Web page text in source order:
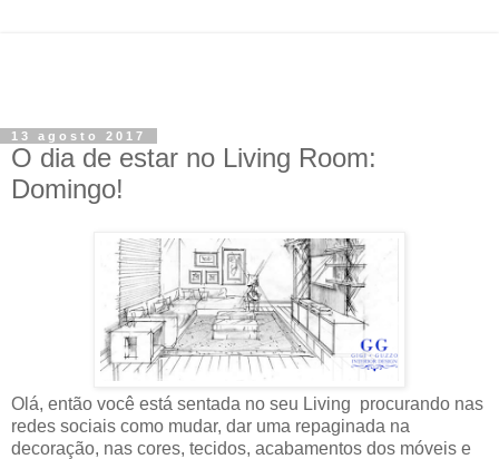
13 agosto 2017
O dia de estar no Living Room:
Domingo!
Olá, então você está sentada no seu Living procurando nas
redes sociais como mudar, dar uma repaginada na
decoração, nas cores, tecidos, acabamentos dos móveis e